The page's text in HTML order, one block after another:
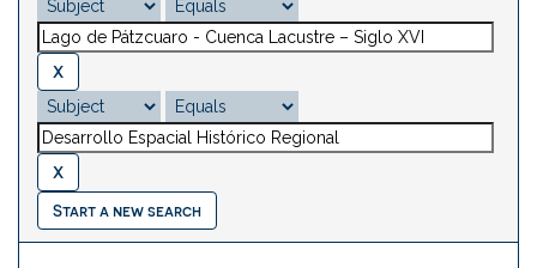
Start a new search